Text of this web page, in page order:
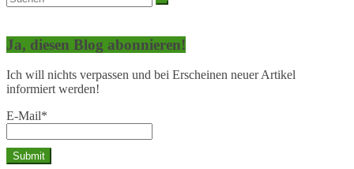
Ja, diesen Blog abonnieren!
Ich will nichts verpassen und bei Erscheinen neuer Artikel
informiert werden!
E-Mail*